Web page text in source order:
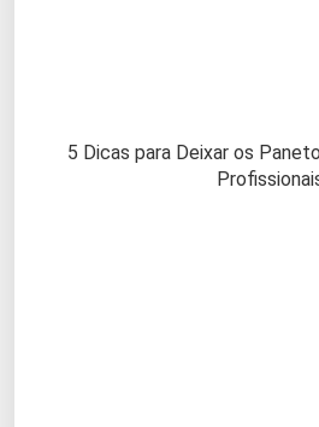
5 Dicas para Deixar os